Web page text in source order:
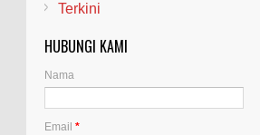
Terkini
HUBUNGI KAMI
Nama
Email *